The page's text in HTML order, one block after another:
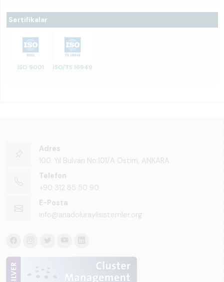
Sertifikalar
ISO 9001 ISO/TS 16949
Adres
100. Yıl Bulvarı No:101/A Ostim, ANKARA
Telefon
+90 312 85 50 90
E-Posta
info@anadoluraylisistemler.org